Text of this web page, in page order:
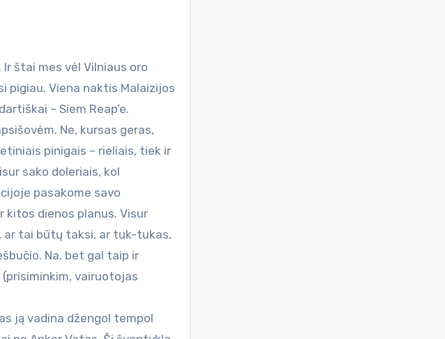
pigiau. Viena naktis Malaizijos
– Siem Reap’e.
Ne, kursas geras,
pinigais – rieliais, tiek ir
sako doleriais, kol
pasakome savo
kitos dienos planus. Visur
ar tai būtų taksi, ar tuk-tukas,
Na, bet gal taip ir
vairuotojas
ją vadina džengol tempol